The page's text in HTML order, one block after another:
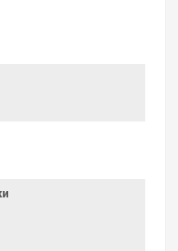
на Epson
чернил можно
стороны принтера